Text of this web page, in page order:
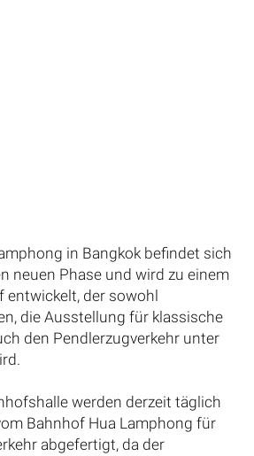
in Bangkok befindet sich
neuen Phase und wird zu einem
entwickelt, der sowohl
die Ausstellung für klassische
den Pendlerzugverkehr unter
werden derzeit täglich
Bahnhof Hua Lamphong für
abgefertigt, da der